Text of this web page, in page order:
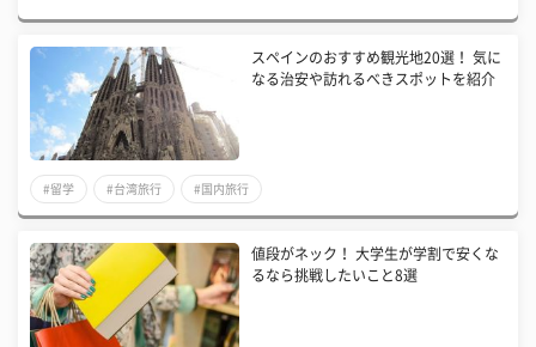
スペインのおすすめ観光地20選！ 気に
なる治安や訪れるべきスポットを紹介
#留学 #台湾旅行 #国内旅行
値段がネック！ 大学生が学割で安くな
るなら挑戦したいこと8選